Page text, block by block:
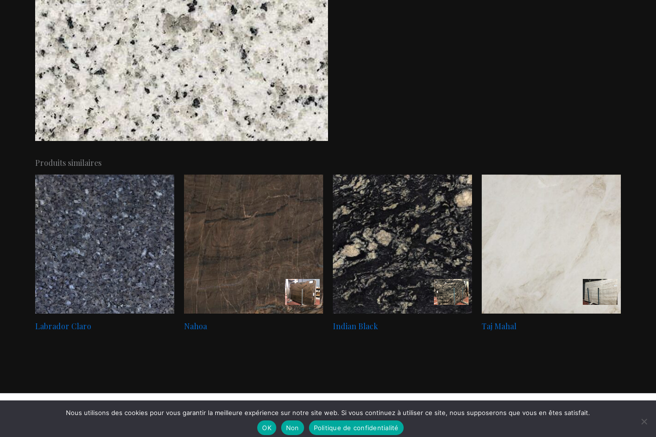
Produits similaires
Labrador Claro Nahoa Indian Black Taj Mahal
CGV|Mentions Légales
Nous utilisons des cookies pour vous garantir la meilleure expérience sur notre site web. Si vous continuez à utiliser ce site, nous supposerons que vous en êtes satisfait.
OK
Non Politique de confidentialité